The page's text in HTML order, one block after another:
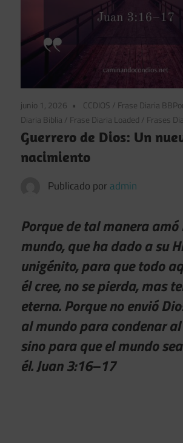
junio 1, 2026 CCDIOS / Frase Diaria
Diaria Biblia / Frase Diaria Loaded / Frases
Guerrero de Dios: Un
nacimiento
Publicado por admin
Porque de tal manera amó
mundo, que ha dado a su
unigénito, para que todo
él cree, no se pierda, mas
eterna. Porque no envió
al mundo para condenar
sino para que el mundo
él. Juan 3:16–17